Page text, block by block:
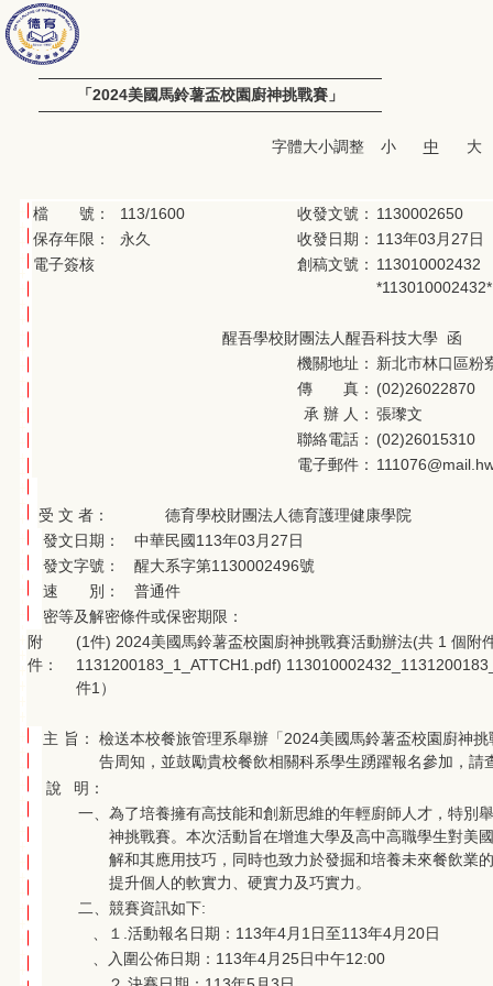
「2024美國馬鈴薯盃校園廚神挑戰賽」
字體大小調整 小 中 大
檔 號： 113/1600 收發文號： 1130002650
保存年限：
永久 收發日期： 113年03月27日
電子簽核
創稿文號： 113010002432
*113010002432*
醒吾學校財團法人醒吾科技大學 函
機關地址： 新北市林口區粉
傳 真： (02)26022870
承 辦 人： 張瓈文
聯絡電話： (02)26015310
電子郵件：
受 文 者：
德育學校財團法人德育護理健康學院
發文日期：
中華民國113年03月27日
發文字號：
醒大系字第1130002496號
速 別：
普通件
密等及解密條件或保密期限：
附
件：
(1件) 2024美國馬鈴薯盃校園廚神挑戰賽活動辦法(共 1 個附
1131200183_1_ATTCH1.pdf)
件1）
主 旨：
檢送本校餐旅管理系舉辦「2024美國馬鈴薯盃校園廚神
告周知，並鼓勵貴校餐飲相關科系學生踴躍報名參加，請
說
明：
一、 為了培養擁有高技能和創新思維的年輕廚師人才，特別
神挑戰賽。本次活動旨在增進大學及高中高職學生對美
解和其應用技巧，同時也致力於發掘和培養未來餐飲業
提升個人的軟實力、硬實力及巧實力。
二、 競賽資訊如下:
、
１.活動報名日期：113年4月1日至113年4月20日
、
入圍公佈日期：113年4月25日中午12:00